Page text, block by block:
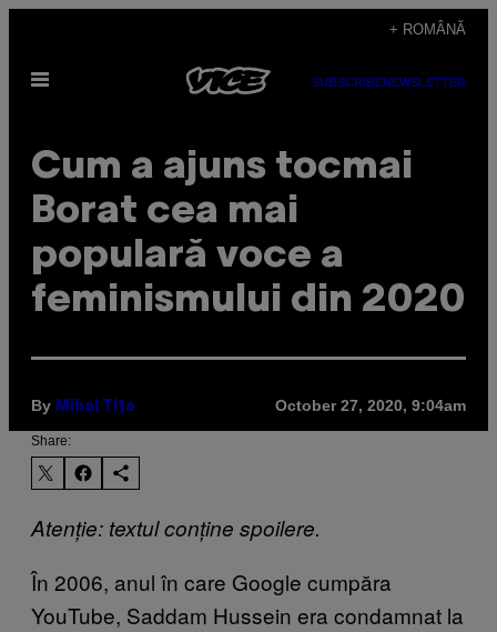
content
+ ROMÂNĂ
Open
SUBSCRIBENEWSLETTER
Cum a ajuns tocmai
Borat cea mai
populară voce a
feminismului din 2020
By Mihai Tița October 27, 2020, 9:04am
Share:
Atenție: textul conține spoilere.
În 2006, anul în care Google cumpăra
YouTube, Saddam Hussein era condamnat la